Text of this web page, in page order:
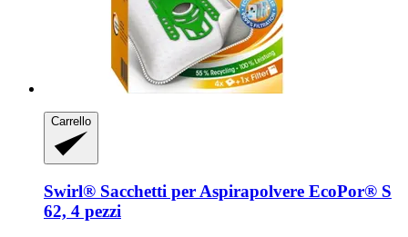
Carrello
Swirl® Sacchetti per Aspirapolvere EcoPor® S
62, 4 pezzi